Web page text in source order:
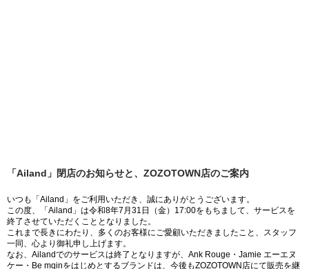
「Ailand」閉店のお知らせと、ZOZOTOWN店のご案内
いつも「Ailand」をご利用いただき、誠にありがとうございます。
この度、「Ailand」は令和8年7月31日（金）17:00をもちまして、サービスを
終了させていただくこととなりました。
これまで長きにわたり、多くのお客様にご愛顧いただきましたこと、スタッフ
一同、心より御礼申し上げます。
なお、Ailandでのサービスは終了となりますが、Ank Rouge・Jamie エーエヌ
ケー・Be mqinをはじめとするブランドは、今後もZOZOTOWN店にて販売を継